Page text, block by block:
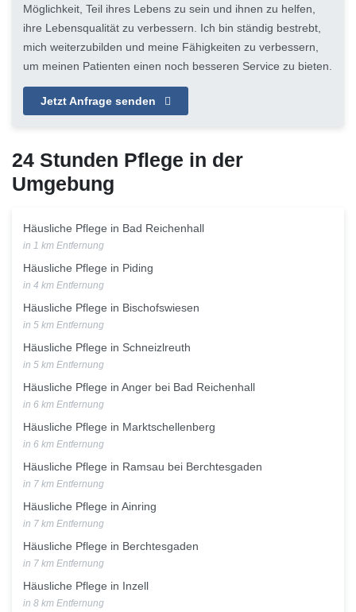
Möglichkeit, Teil ihres Lebens zu sein und ihnen zu helfen,
ihre Lebensqualität zu verbessern. Ich bin ständig bestrebt,
mich weiterzubilden und meine Fähigkeiten zu verbessern,
um meinen Patienten einen noch besseren Service zu bieten.
Jetzt Anfrage senden
24 Stunden Pflege in der
Umgebung
Häusliche Pflege in Bad Reichenhall
in 1 km Entfernung
Häusliche Pflege in Piding
in 4 km Entfernung
Häusliche Pflege in Bischofswiesen
in 5 km Entfernung
Häusliche Pflege in Schneizlreuth
in 5 km Entfernung
Häusliche Pflege in Anger bei Bad Reichenhall
in 6 km Entfernung
Häusliche Pflege in Marktschellenberg
in 6 km Entfernung
Häusliche Pflege in Ramsau bei Berchtesgaden
in 7 km Entfernung
Häusliche Pflege in Ainring
in 7 km Entfernung
Häusliche Pflege in Berchtesgaden
in 7 km Entfernung
Häusliche Pflege in Inzell
in 8 km Entfernung